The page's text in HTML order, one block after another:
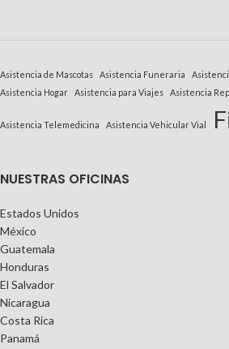
Asistencia de Mascotas Asistencia Funeraria
Asistencia Hogar
Asistencia para Viajes Asistencia
Asistencia Telemedicina Asistencia Vehicular Vial
NUESTRAS OFICINAS
Estados Unidos
México
Guatemala
Honduras
El Salvador
Nicaragua
Costa Rica
Panamá